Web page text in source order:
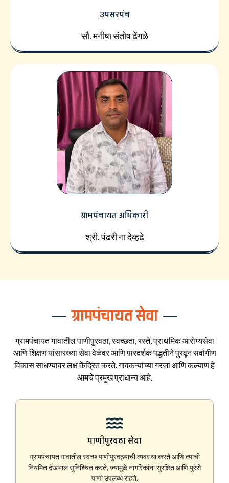
उपसरपंच
सौ. मनीषा संतोष ढेंगळे
ग्रामपंचायत अधिकारी
श्री. पंढरी ना देव्हढे
ग्रामपंचायत सेवा
ग्रामपंचायत गावातील पाणीपुरवठा, स्वच्छता, रस्ते, प्राथमिक आरोग्यसेवा
आणि शिक्षण यांसारख्या सेवा वेळेवर आणि पारदर्शक पद्धतीने पुरवून सर्वांगीण
विकास साधण्यावर लक्ष केंद्रित करते. गावकऱ्यांच्या गरजा आणि कल्याण हे
आमचे प्रमुख प्राधान्य आहे.
पाणीपुरवठा सेवा
ग्रामपंचायत गावातील स्वच्छ पाणीपुरवठ्याची व्यवस्था करते आणि त्याची
नियमित देखभाल सुनिश्चित करते, ज्यामुळे नागरिकांना सुरक्षित आणि पुरेसे
पाणी उपलब्ध राहते.